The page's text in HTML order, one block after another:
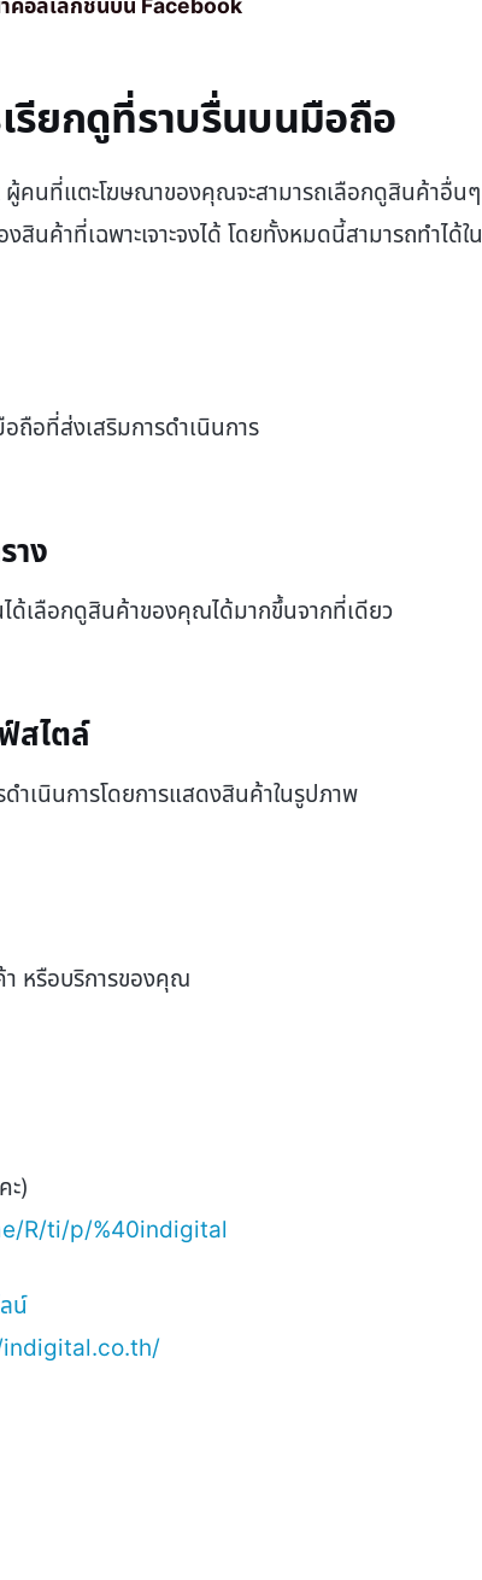
รียกดูที่ราบรื่นบนมือถือ
คนที่แตะโฆษณาของคุณจะสามารถเลือกดูสินค้าอื่นๆ
นค้าที่เฉพาะเจาะจงได้ โดยทั้งหมดนี้สามารถทำได้ใน
ถือที่ส่งเสริมการดำเนินการ
าง
ด้เลือกดูสินค้าของคุณได้มากขึ้นจากที่เดียว
สไตล์
ำเนินการโดยการแสดงสินค้าในรูปภาพ
า หรือบริการของคุณ
ะ)
R/ti/p/%40indigital
น์